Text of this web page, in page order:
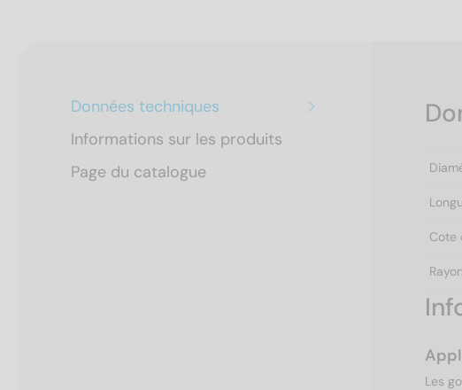
Données techniques
Informations sur les produits
Page du catalogue
Cote
Les